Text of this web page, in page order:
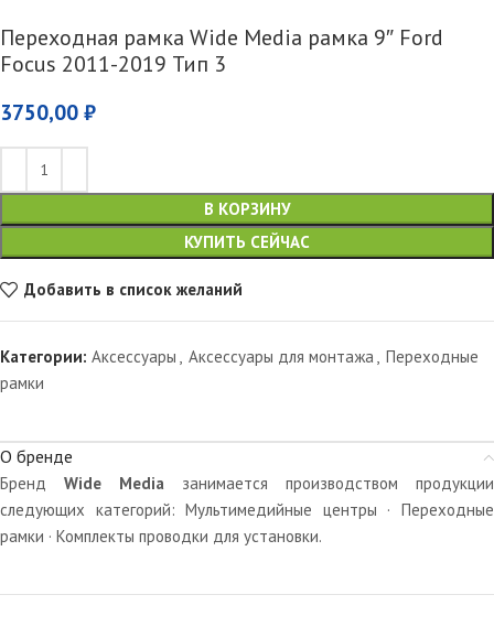
Переходная рамка Wide Media рамка 9″ Ford
Focus 2011-2019 Тип 3
3750,00 ₽
В КОРЗИНУ
КУПИТЬ СЕЙЧАС
Добавить в список желаний
Категории: Аксессуары Аксессуары для монтажа
Переходные
рамки
О бренде
Бренд Wide Media занимается производством продукции
следующих категорий: Мультимедийные центры · Переходные
рамки · Комплекты проводки для установки.